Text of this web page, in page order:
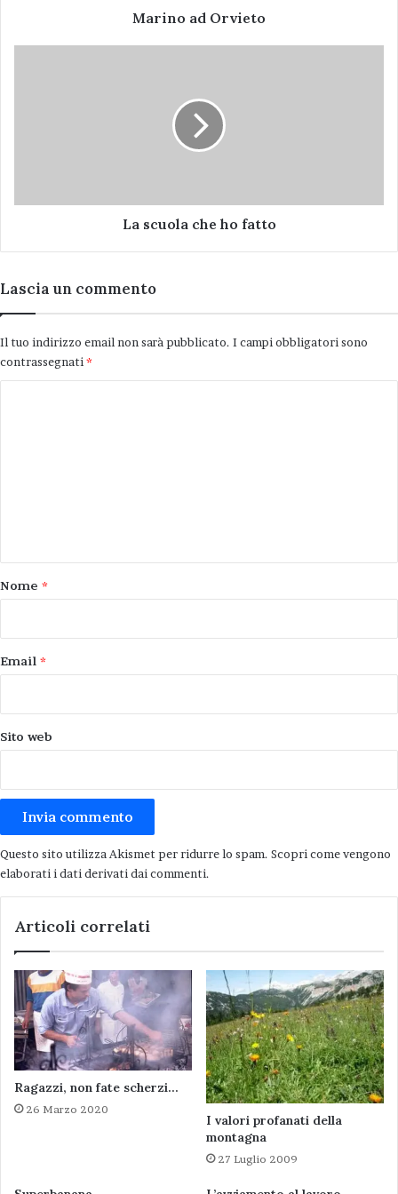
Marino ad Orvieto
La scuola che ho fatto
Lascia un commento
Il tuo indirizzo email non sarà pubblicato. I campi obbligatori sono
contrassegnati *
o
Nome *
Email *
Sito web
Questo sito utilizza Akismet per ridurre lo spam. Scopri come vengono
elaborati i dati derivati dai commenti.
Articoli correlati
Ragazzi, non fate scherzi…
26 Marzo 2020
I valori profanati della
montagna
27 Luglio 2009